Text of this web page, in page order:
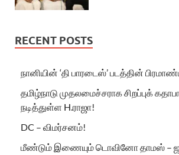
RECENT POSTS
நானியின் ‘தி பாரடைஸ்’ படத்தின்
தமிழ்நாடு முதலமைச்சராக சிறப்புக்
நடித்துள்ள H.ராஜா!
DC – விமர்சனம்!
மீண்டும் இணையும் டொவினோ தாமஸ் –